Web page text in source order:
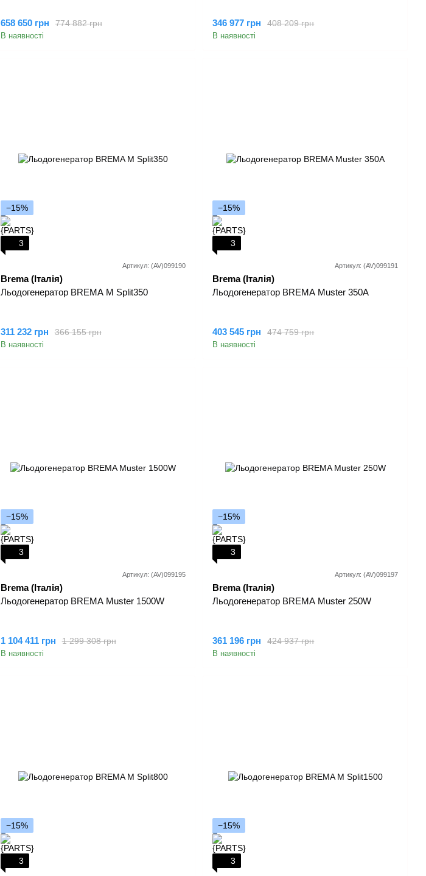
774 882 грн
658 650 грн
В наявності
408 209 грн
346 977 грн
В наявності
−15%
3
Артикул: (AV)099190
Brema (Італія)
Льодогенератор BREMA M Split350
366 155 грн
311 232 грн
В наявності
−15%
3
Артикул: (AV)099191
Brema (Італія)
Льодогенератор BREMA Muster 350A
474 759 грн
403 545 грн
В наявності
−15%
3
Артикул: (AV)099195
Brema (Італія)
Льодогенератор BREMA Muster 1500W
1 299 308 грн
1 104 411 грн
В наявності
−15%
3
Артикул: (AV)099197
Brema (Італія)
Льодогенератор BREMA Muster 250W
424 937 грн
361 196 грн
В наявності
−15%
3
−15%
3